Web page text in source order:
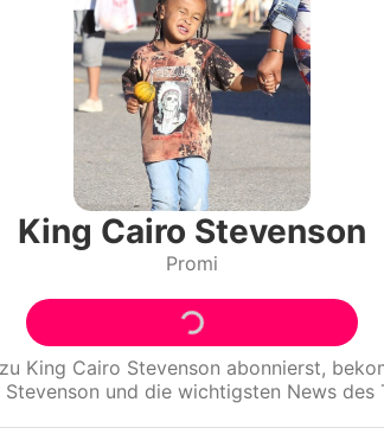
Lifestyle
Familie & Liebe
Promiflash Exklusiv
Alle Themen auf Promiflash
Jobs
App runterladen
Team
King Cairo Stevenson
Promi
King Cairo Stevenson abonnierst,
Stevenson und die wichtigsten News des